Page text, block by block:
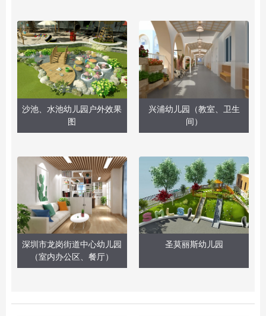
沙池、水池幼儿园户外效果
图
兴浦幼儿园（教室、卫生
间）
深圳市龙岗街道中心幼儿园
（室内办公区、餐厅）
圣莫丽斯幼儿园